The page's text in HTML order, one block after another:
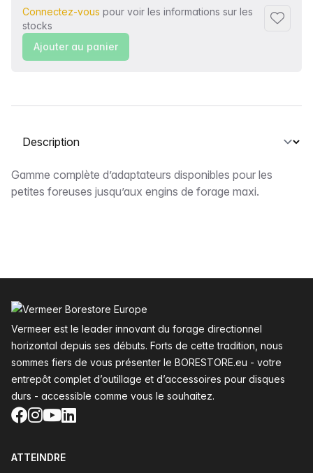
Connectez-vous pour voir les informations sur les
stocks
Ajouter
Ajouter au panier
Sélectionnez un onglet
Description
Gamme complète d’adaptateurs disponibles pour les
petites foreuses jusqu’aux engins de forage maxi.
Vermeer est le leader innovant du forage directionnel
horizontal depuis ses débuts. Forts de cette tradition, nous
sommes fiers de vous présenter le BORESTORE.eu - votre
entrepôt complet d’outillage et d’accessoires pour disques
durs - accessible comme vous le souhaitez.
Facebook
Instagram
YouTube
LinkedIn
ATTEINDRE